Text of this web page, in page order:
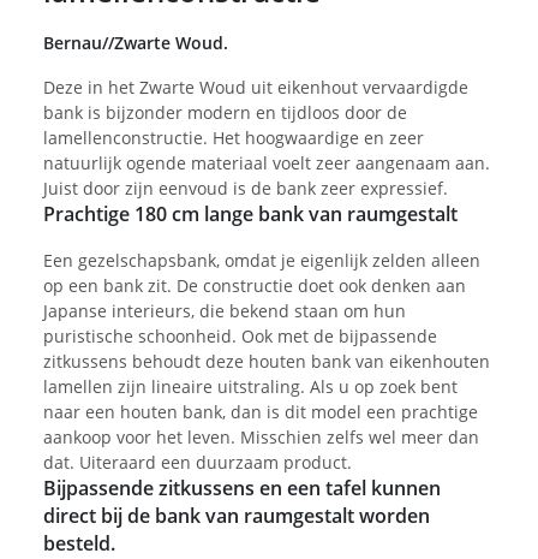
Bernau//Zwarte Woud.
Deze in het Zwarte Woud uit eikenhout vervaardigde
bank is bijzonder modern en tijdloos door de
lamellenconstructie. Het hoogwaardige en zeer
natuurlijk ogende materiaal voelt zeer aangenaam aan.
Juist door zijn eenvoud is de bank zeer expressief.
Prachtige 180 cm lange bank van raumgestalt
Een gezelschapsbank, omdat je eigenlijk zelden alleen
op een bank zit. De constructie doet ook denken aan
Japanse interieurs, die bekend staan om hun
puristische schoonheid. Ook met de bijpassende
zitkussens behoudt deze houten bank van eikenhouten
lamellen zijn lineaire uitstraling. Als u op zoek bent
naar een houten bank, dan is dit model een prachtige
aankoop voor het leven. Misschien zelfs wel meer dan
dat. Uiteraard een duurzaam product.
Bijpassende zitkussens en een tafel kunnen
direct bij de bank van raumgestalt worden
besteld.